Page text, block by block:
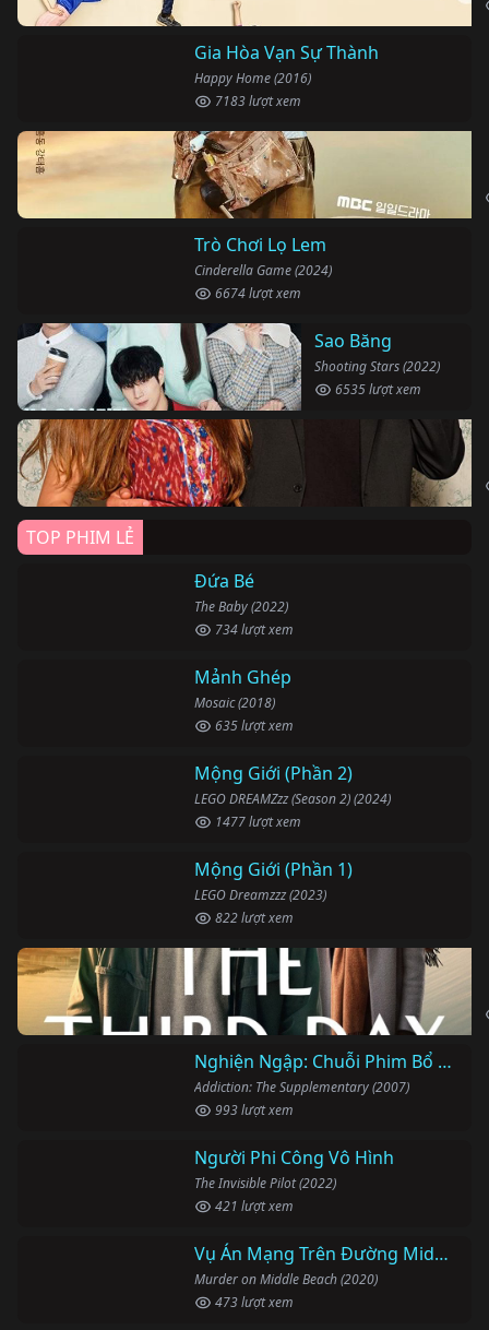
Gia Hòa Vạn Sự Thành
Happy Home (2016)
7183 lượt xem
Trò Chơi Lọ Lem
Cinderella Game (2024)
6674 lượt xem
Sao Băng
Shooting Stars (2022)
6535 lượt xem
TOP PHIM LẺ
Đứa Bé
The Baby (2022)
734 lượt xem
Mảnh Ghép
Mosaic (2018)
635 lượt xem
Mộng Giới (Phần 2)
LEGO DREAMZzz (Season 2) (2024)
1477 lượt xem
Mộng Giới (Phần 1)
LEGO Dreamzzz (2023)
822 lượt xem
Nghiện Ngập: Chuỗi Phim Bổ Trợ
Addiction: The Supplementary (2007)
993 lượt xem
Người Phi Công Vô Hình
The Invisible Pilot (2022)
421 lượt xem
Vụ Án Mạng Trên Đường Middle Beach
Murder on Middle Beach (2020)
473 lượt xem